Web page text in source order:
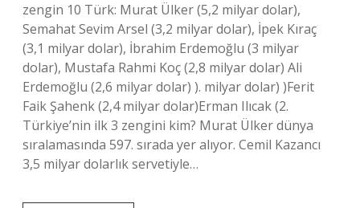
zengin 10 Türk: Murat Ülker (5,2 milyar dolar),
Semahat Sevim Arsel (3,2 milyar dolar), İpek Kıraç
(3,1 milyar dolar), İbrahim Erdemoğlu (3 milyar
dolar), Mustafa Rahmi Koç (2,8 milyar dolar) Ali
Erdemoğlu (2,6 milyar dolar) ). milyar dolar) )Ferit
Faik Şahenk (2,4 milyar dolar)Erman Ilıcak (2.
Türkiye’nin ilk 3 zengini kim? Murat Ülker dünya
sıralamasında 597. sırada yer alıyor. Cemil Kazancı
3,5 milyar dolarlık servetiyle…